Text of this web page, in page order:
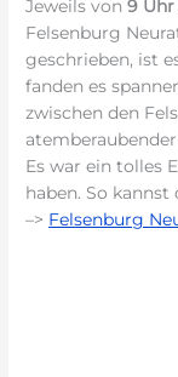
Jeweils von9 Uhr
Felsenburg
geschrieben, ist
fanden es
zwischen den
Es war ein tolles
haben. So kannst
–> Felsenburg